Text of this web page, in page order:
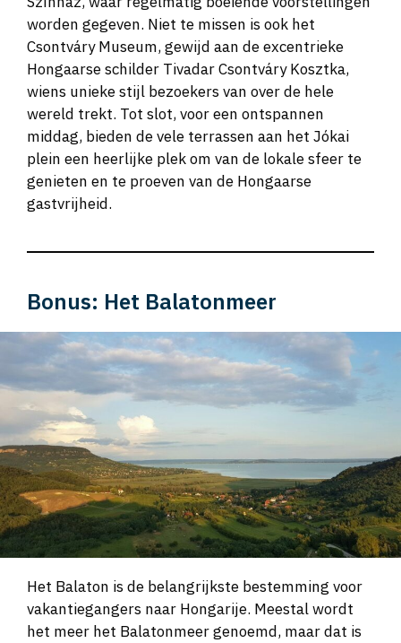
worden gegeven. Niet te missen is ook het
Csontváry Museum, gewijd aan de excentrieke
Hongaarse schilder Tivadar Csontváry Kosztka,
wiens unieke stijl bezoekers van over de hele
wereld trekt. Tot slot, voor een ontspannen
middag, bieden de vele terrassen aan het Jókai
plein een heerlijke plek om van de lokale sfeer te
genieten en te proeven van de Hongaarse
gastvrijheid.
Bonus: Het Balatonmeer
Het Balaton is de belangrijkste bestemming voor
vakantiegangers naar Hongarije. Meestal wordt
het meer het Balatonmeer genoemd, maar dat is